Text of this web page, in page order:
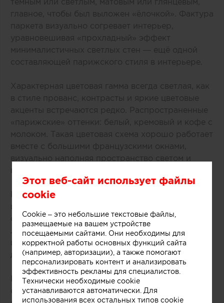
главное, чтобы был выложен «‎ёлочкой». Фактура
паркета визуально согревает интерьер,
уравновешивая «‎прохладный» эффект
минималистичных светлых стен — ещё одной
составляющей парижского стиля в интерьере.
Характерная цветовая гамма всегда светлая, как
в стиле прованс, контрасты и яркие цветовые
акценты встречаются редко. Распространенные
«‎парижские» оттенки: белый, кремовый и кофе с
молоком. Такая цветовая схема хорошо работает
вместе с большими французскими окнами,
визуально наполняя пространство светом и
воздухом.
К другим узнаваемым элементам французского
интерьера можно отнести камин. В османских
особняках всё ещё обитают наследники эпохи
Людовика XVI — величественные мраморные
или каменные камины, отделанные чугуном и
декорированные лепными завитками.
Камин, ленина и паркет в таких пространствах
органично соседствуют с современной мебелью
Этот веб-сайт использует файлы
cookie
Cookie – это небольшие текстовые файлы,
размещаемые на вашем устройстве
посещаемыми сайтами. Они необходимы для
корректной работы основных функций сайта
(например, авторизации), а также помогают
персонализировать контент и анализировать
эффективность рекламы для специалистов.
Технически необходимые cookie
устанавливаются автоматически. Для
использования всех остальных типов cookie